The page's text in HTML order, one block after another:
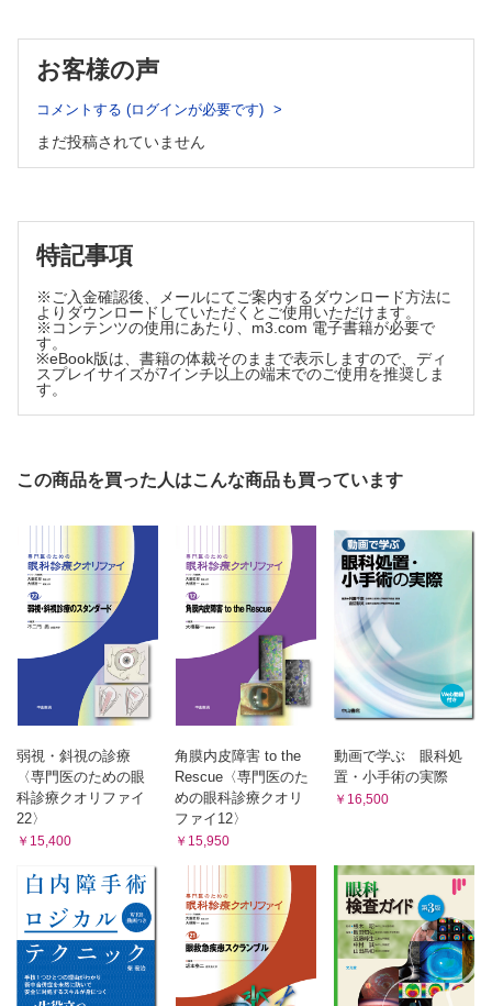
塗抹検鏡 （豊川真弘）
SQ 培養が困難な細菌を検出する方法を教えてください （江口
polymerase chain reaction （神鳥美智子）
角膜混濁と遺伝子検査 （舟木俊成）
6 角膜混濁の治療
ステロイド （高村悦子）
抗菌薬 （星 最智）
抗真菌薬 （子島良平）
アシクロビル （篠崎和美）
CQ インターフェロンα-2bの使いかたについて教えてください （片
上千加子）
SQ 今後，新たに臨床応用される可能性のある抗ウイルス薬には，ど
のようなものがあるでしょうか? （檜垣史郎）
表層角膜移植 （佐竹良之）
SQ 培養口腔粘膜上皮移植について教えてください （稲富 勉）
文献
顆粒状角膜ジストロフィI型・II型 （森重直行，山田直之）
フィ （小林 顕）
格子状角膜ジストロフィ （川島素子）
斑状角膜ジストロフィ （渡辺 仁）
角膜脂肪変性 （小幡博人）
Spheroid角膜変性 （相馬剛至）
続発性角膜アミロイドーシス （佐々木香る）
Terrien角膜辺縁変性 （植木亮太郎）
Salzmann角膜変性 （山田昌和）
多発性骨髄腫 （戸田良太郎，門廣祐子，近間泰一郎）
違うのでしょうか? （鈴木 智）
Mooren角膜潰瘍 （羽藤 晋）
EV 特発性周辺部角膜潰瘍の多施設調査について教えてくだ
さい （外園千恵）
関節リウマチ関連の周辺部角膜潰瘍 （唐下千寿）
栄養障害性角膜潰瘍 （近間泰一郎）
シールド潰瘍 （角 環）
SQ 春季カタルにおいて結膜と角膜の間でどのような分子の
相互作用がありますか （海老原伸行）
細菌性角膜炎 （松本光希）
真菌性角膜炎 （望月清文）
EV コンタクトレンズ関連角膜感染症の多施設調査 （宇野
アカントアメーバ角膜炎 （杉原紀子）
SQ アカントアメーバの分子疫学について教えてください
（八木田健司）
実質型角膜ヘルペス （福田昌彦）
梅毒性角膜実質炎 （秦野 寛）
多発性角膜上皮下浸潤 （岡本茂樹）
SQ アデノウイルスにも潜伏感染はあるのでしょうか? （内
尾英一）
お客様の声
コメントする (ログインが必要です)
まだ投稿されていません
特記事項
※ご入金確認後、メールにてご案内するダウンロード方法に
よりダウンロードしていただくとご使用いただけます。
※コンテンツの使用にあたり、m3.com 電子書籍が必要で
す。
※eBook版は、書籍の体裁そのままで表示しますので、ディ
スプレイサイズが7インチ以上の端末でのご使用を推奨しま
す。
この商品を買った人はこんな商品も買っています
弱視・斜視の診療
〈専門医のための眼
科診療クオリファイ
22〉
￥15,400
角膜内皮障害 to the
Rescue〈専門医のた
めの眼科診療クオリ
ファイ12〉
￥15,950
動画で学ぶ 眼科処
置・小手術の実際
￥16,500